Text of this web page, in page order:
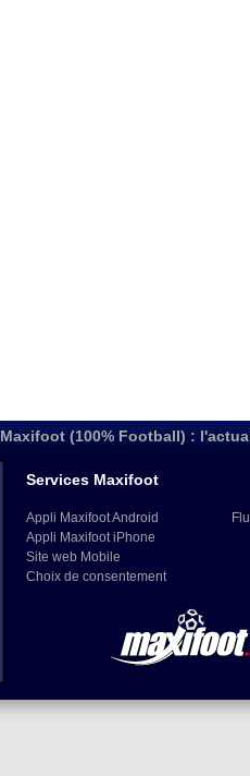
Maxifoot (100% Football) :
Services Maxifoot
Appli Maxifoot Android
Appli Maxifoot iPhone
Site web Mobile
Choix de consentement